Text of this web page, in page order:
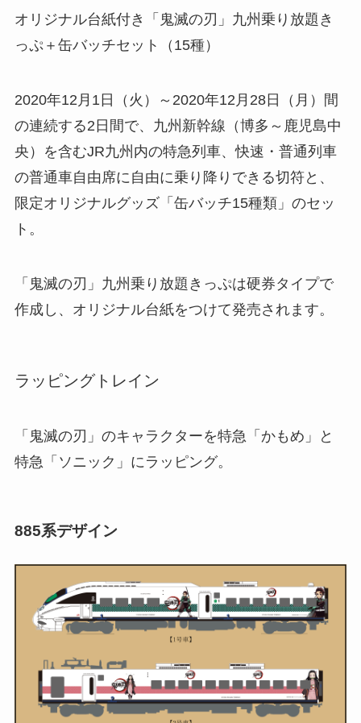
オリジナル台紙付き「鬼滅の刃」九州乗り放題き
っぷ＋缶バッチセット（15種）
2020年12月1日（火）～2020年12月28日（月）間
の連続する2日間で、九州新幹線（博多～鹿児島中
央）を含むJR九州内の特急列車、快速・普通列車
の普通車自由席に自由に乗り降りできる切符と、
限定オリジナルグッズ「缶バッチ15種類」のセッ
ト。
「鬼滅の刃」九州乗り放題きっぷは硬券タイプで
作成し、オリジナル台紙をつけて発売されます。
ラッピングトレイン
「鬼滅の刃」のキャラクターを特急「かもめ」と
特急「ソニック」にラッピング。
885系デザイン